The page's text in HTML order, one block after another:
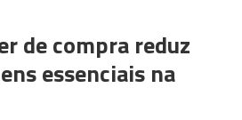
de compra reduz
essenciais na